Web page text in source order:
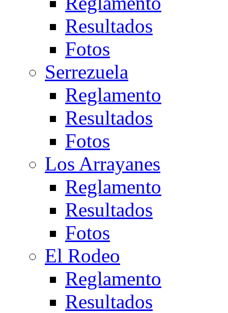
Resultados
Fotos
Serrezuela
Reglamento
Resultados
Fotos
Los Arrayanes
Reglamento
Resultados
Fotos
El Rodeo
Reglamento
Resultados